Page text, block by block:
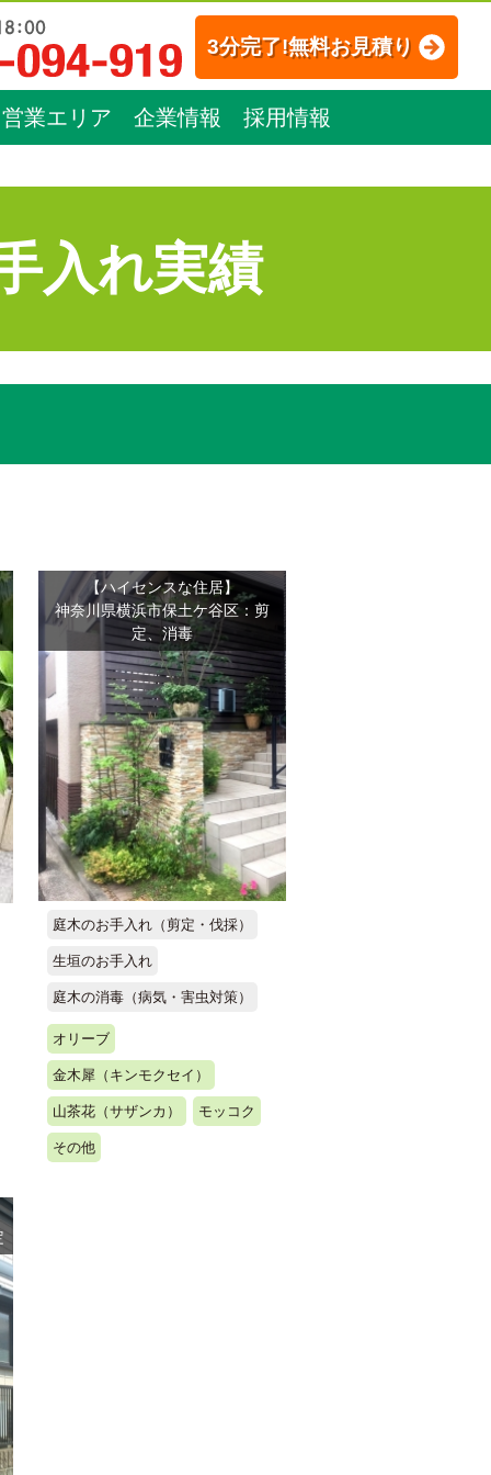
3分完了!無料お見積り
営業エリア 企業情報 採用情報
入れ実績
【ハイセンスな住居】
神奈川県横浜市保土ケ谷区：剪
定、消毒
庭木のお手入れ（剪定・伐採）
生垣のお手入れ
庭木の消毒（病気・害虫対策）
オリーブ
金木犀（キンモクセイ）
山茶花（サザンカ） モッコク
その他